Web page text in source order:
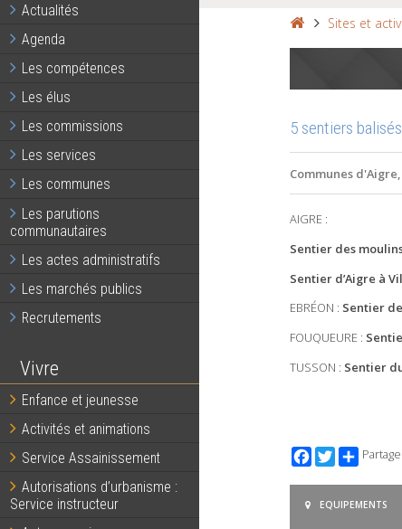
Actualités
Agenda
Les compétences
Les élus
Les commissions
Les services
Les communes
Les parutions
communautaires
Les actes administratifs
Les marchés publics
Recrutements
Vivre
Enfance et jeunesse
Activités et animations
Service Assainissement
Autorisations d’urbanisme :
Service instructeur
Sites et
5 sentiers balisés
Communes
AIGRE :
Sentier des
Sentier d’Aigre à
EBRÉON : Sentier
FOUQUEURE :
TUSSON : Sentier
FacebookTwitter
EQUIPEMENTS